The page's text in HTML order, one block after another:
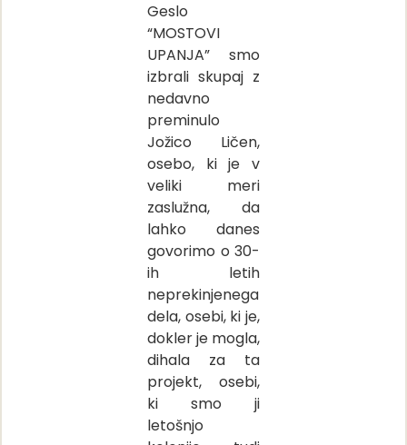
Geslo
“MOSTOVI
UPANJA” smo
izbrali skupaj z
nedavno
preminulo
Jožico Ličen,
osebo, ki je v
veliki meri
zaslužna, da
lahko danes
govorimo o 30-
ih letih
neprekinjenega
dela, osebi, ki je,
dokler je mogla,
dihala za ta
projekt, osebi,
ki smo ji
letošnjo